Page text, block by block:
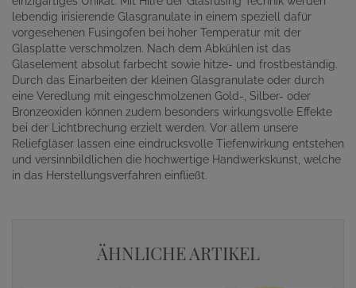
lebendig irisierende Glasgranulate in einem speziell dafür
vorgesehenen Fusingofen bei hoher Temperatur mit der
Glasplatte verschmolzen. Nach dem Abkühlen ist das
Glaselement absolut farbecht sowie hitze- und frostbeständig.
Durch das Einarbeiten der kleinen Glasgranulate oder durch
eine Veredlung mit eingeschmolzenen Gold-, Silber- oder
Bronzeoxiden können zudem besonders wirkungsvolle Effekte
bei der Lichtbrechung erzielt werden. Vor allem unsere
Reliefgläser lassen eine eindrucksvolle Tiefenwirkung entstehen
und versinnbildlichen die hochwertige Handwerkskunst, welche
in das Herstellungsverfahren einfließt.
ÄHNLICHE ARTIKEL